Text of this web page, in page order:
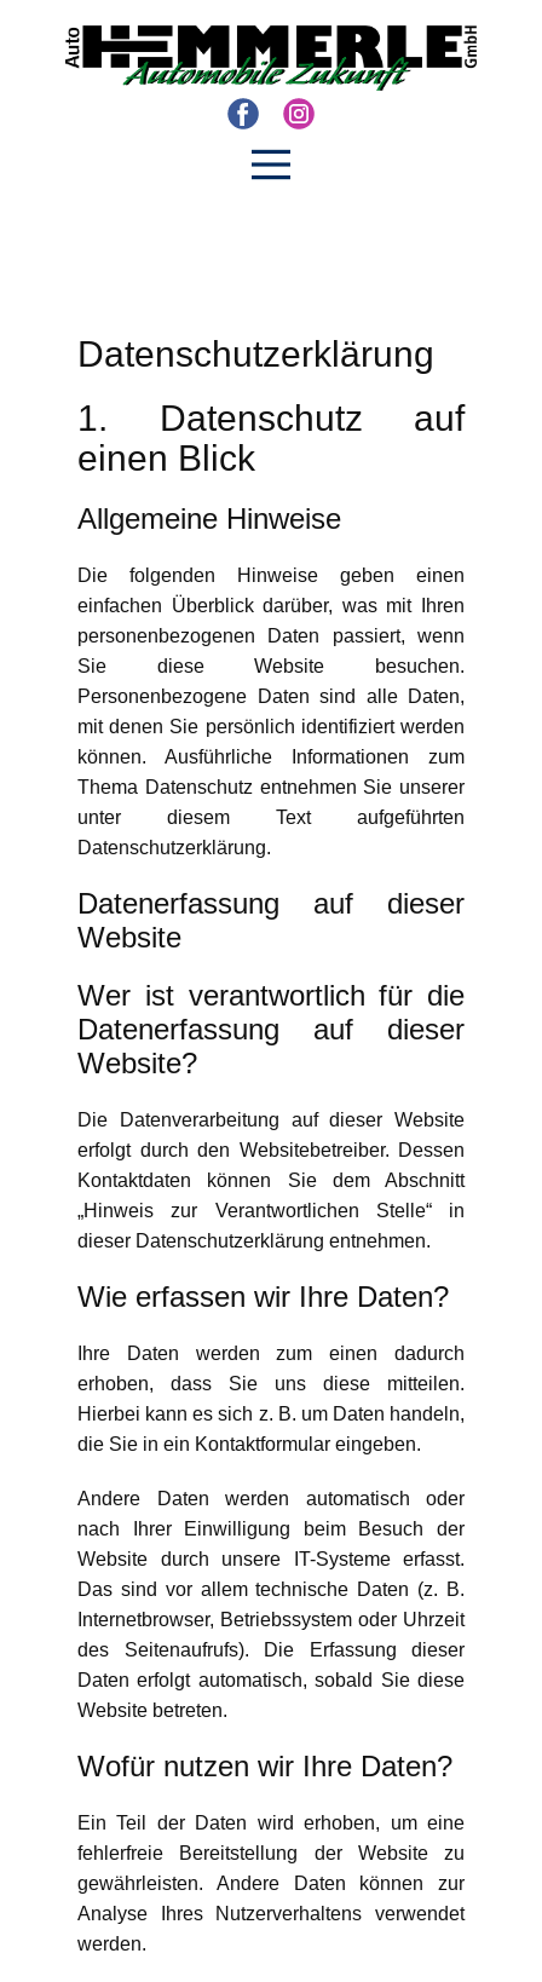
Datenschutz­erklärung
1. Datenschutz auf
einen Blick
Allgemeine Hinweise
Die folgenden Hinweise geben einen
einfachen Überblick darüber, was mit Ihren
personenbezogenen Daten passiert, wenn
Sie diese Website besuchen.
Personenbezogene Daten sind alle Daten,
mit denen Sie persönlich identifiziert werden
können. Ausführliche Informationen zum
Thema Datenschutz entnehmen Sie unserer
unter diesem Text aufgeführten
Datenschutzerklärung.
Datenerfassung auf dieser
Website
Wer ist verantwortlich für die
Datenerfassung auf dieser
Website?
Die Datenverarbeitung auf dieser Website
erfolgt durch den Websitebetreiber. Dessen
Kontaktdaten können Sie dem Abschnitt
„Hinweis zur Verantwortlichen Stelle“ in
dieser Datenschutzerklärung entnehmen.
Wie erfassen wir Ihre Daten?
Ihre Daten werden zum einen dadurch
erhoben, dass Sie uns diese mitteilen.
Hierbei kann es sich z. B. um Daten handeln,
die Sie in ein Kontaktformular eingeben.
Andere Daten werden automatisch oder
nach Ihrer Einwilligung beim Besuch der
Website durch unsere IT-Systeme erfasst.
Das sind vor allem technische Daten (z. B.
Internetbrowser, Betriebssystem oder Uhrzeit
des Seitenaufrufs). Die Erfassung dieser
Daten erfolgt automatisch, sobald Sie diese
Website betreten.
Wofür nutzen wir Ihre Daten?
Ein Teil der Daten wird erhoben, um eine
fehlerfreie Bereitstellung der Website zu
gewährleisten. Andere Daten können zur
Analyse Ihres Nutzerverhaltens verwendet
werden.